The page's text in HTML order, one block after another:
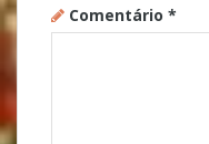
Comentário *